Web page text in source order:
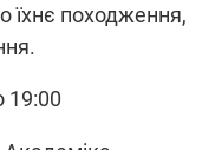
їхнє походження,
19:00